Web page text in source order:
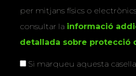
per mitjans físics o
consultar la informació
detallada sobre protecció
Si marqueu aquesta